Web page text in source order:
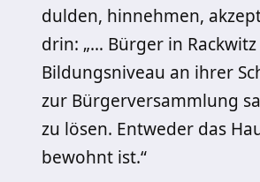
dulden, hinnehmen,
drin: „… Bürger in
Bildungsniveau an ihrer
zur Bürgerversammlung
zu lösen. Entweder das
bewohnt ist.“